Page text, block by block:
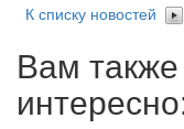
К списку новостей
Вам